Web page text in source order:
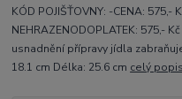
KÓD POJIŠŤOVNY: -CENA: 575,-
NEHRAZENODOPLATEK: 575,-
usnadnění přípravy jídla
18.1 cm Délka: 25.6 cm celý popis